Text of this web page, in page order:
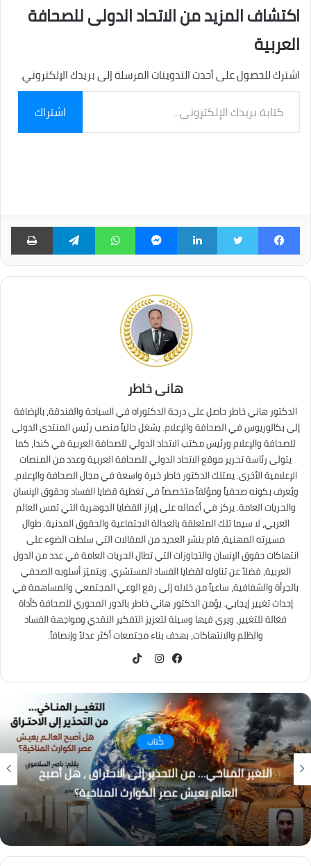
اكتشاف المزيد من الاتحاد الدولى للصحافة
العربية
اشترك للحصول على أحدث التدوينات المرسلة إلى بريدك الإلكتروني.
بريدك
الإلكتروني...
اشتراك
فيسبوك لينكدإن ماسنجر واتساب تيلقرام
هانى خاطر
الدكتور هاني خاطر حاصل على درجة الدكتوراه في السياحة والفندقة، بالإضافة
إلى بكالوريوس في الصحافة والإعلام. يشغل حالياً منصب رئيس المنتدى الدولى
للصحافة والإعلام ورئيس مكتب الاتحاد الدولي للصحافة العربية في كندا، كما
يتولى رئاسة تحرير موقع الاتحاد الدولي للصحافة العربية وعدد من المنصات
الإعلامية الأخرى. يمتلك الدكتور خاطر خبرة واسعة في مجال الصحافة والإعلام،
ويُعرف بكونه صحفياً ومؤلفاً متخصصاً في تغطية قضايا الفساد وحقوق الإنسان
والحريات العامة. يركز في أعماله على إبراز القضايا الجوهرية التي تمس العالم
العربي، لا سيما تلك المتعلقة بالعدالة الاجتماعية والحقوق المدنية. طوال
مسيرته المهنية، قام بنشر العديد من المقالات التي سلطت الضوء على
انتهاكات حقوق الإنسان والتجاوزات التي تطال الحريات العامة في عدد من الدول
العربية، فضلاً عن تناوله لقضايا الفساد المستشري. ويتميّز أسلوبه الصحفي
بالجرأة والشفافية، ساعياً من خلاله إلى رفع الوعي المجتمعي والمساهمة في
إحداث تغيير إيجابي. يؤمن الدكتور هاني خاطر بالدور المحوري للصحافة كأداة
فعّالة للتغيير، ويرى فيها وسيلة لتعزيز التفكير النقدي ومواجهة الفساد
والظلم والانتهاكات، بهدف بناء مجتمعات أكثر عدلاً وإنصافاً.
كُتاب
التغير المناخي… من التحذير إلى الاحتراق ، هل أصبح
العالم يعيش عصر الكوارث المناخية؟